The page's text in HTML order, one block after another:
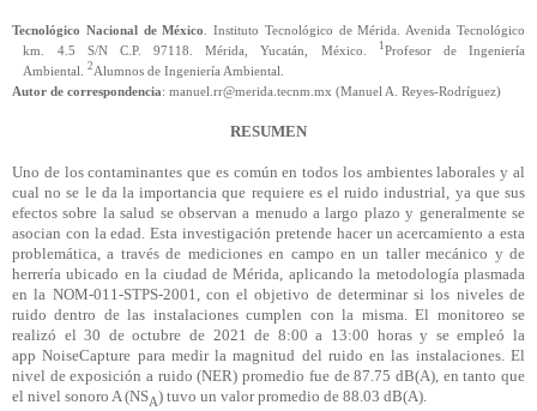
Tecnológico Nacional de México. Instituto Tecnológico de Mérida. Avenida Tecnológico
km. 4.5 S/N C.P. 97118. Mérida, Yucatán, México.
1Profesor de Ingeniería
Ambiental.2Alumnos de Ingeniería Ambiental.
Autor de correspondencia: manuel.rr@merida.tecnm.mx (Manuel A. Reyes-Rodríguez)
RESUMEN
Uno de los contaminantes que es común en todos los ambientes laborales y al
cual no se le da la importancia que requiere es el ruido industrial, ya que sus
efectos sobre la salud se observan a menudo a largo plazo y generalmente se
asocian con la edad. Esta investigación pretende hacer un acercamiento a esta
problemática, a través de mediciones en campo en un taller mecánico y de
herrería ubicado en la ciudad de Mérida, aplicando la metodología plasmada
en la NOM-011-STPS-2001, con el objetivo de determinar si los niveles de
ruido dentro de las instalaciones cumplen con la misma. El monitoreo se
realizó el 30 de octubre de 2021 de 8:00 a 13:00 horas y se empleó la
appNoiseCapture para medir la magnitud del ruido en las instalaciones. El
nivel de exposición a ruido (NER) promedio fue de 87.75 dB(A), en tanto que
el nivel sonoro A (NSA) tuvo un valor promedio de 88.03 dB(A).